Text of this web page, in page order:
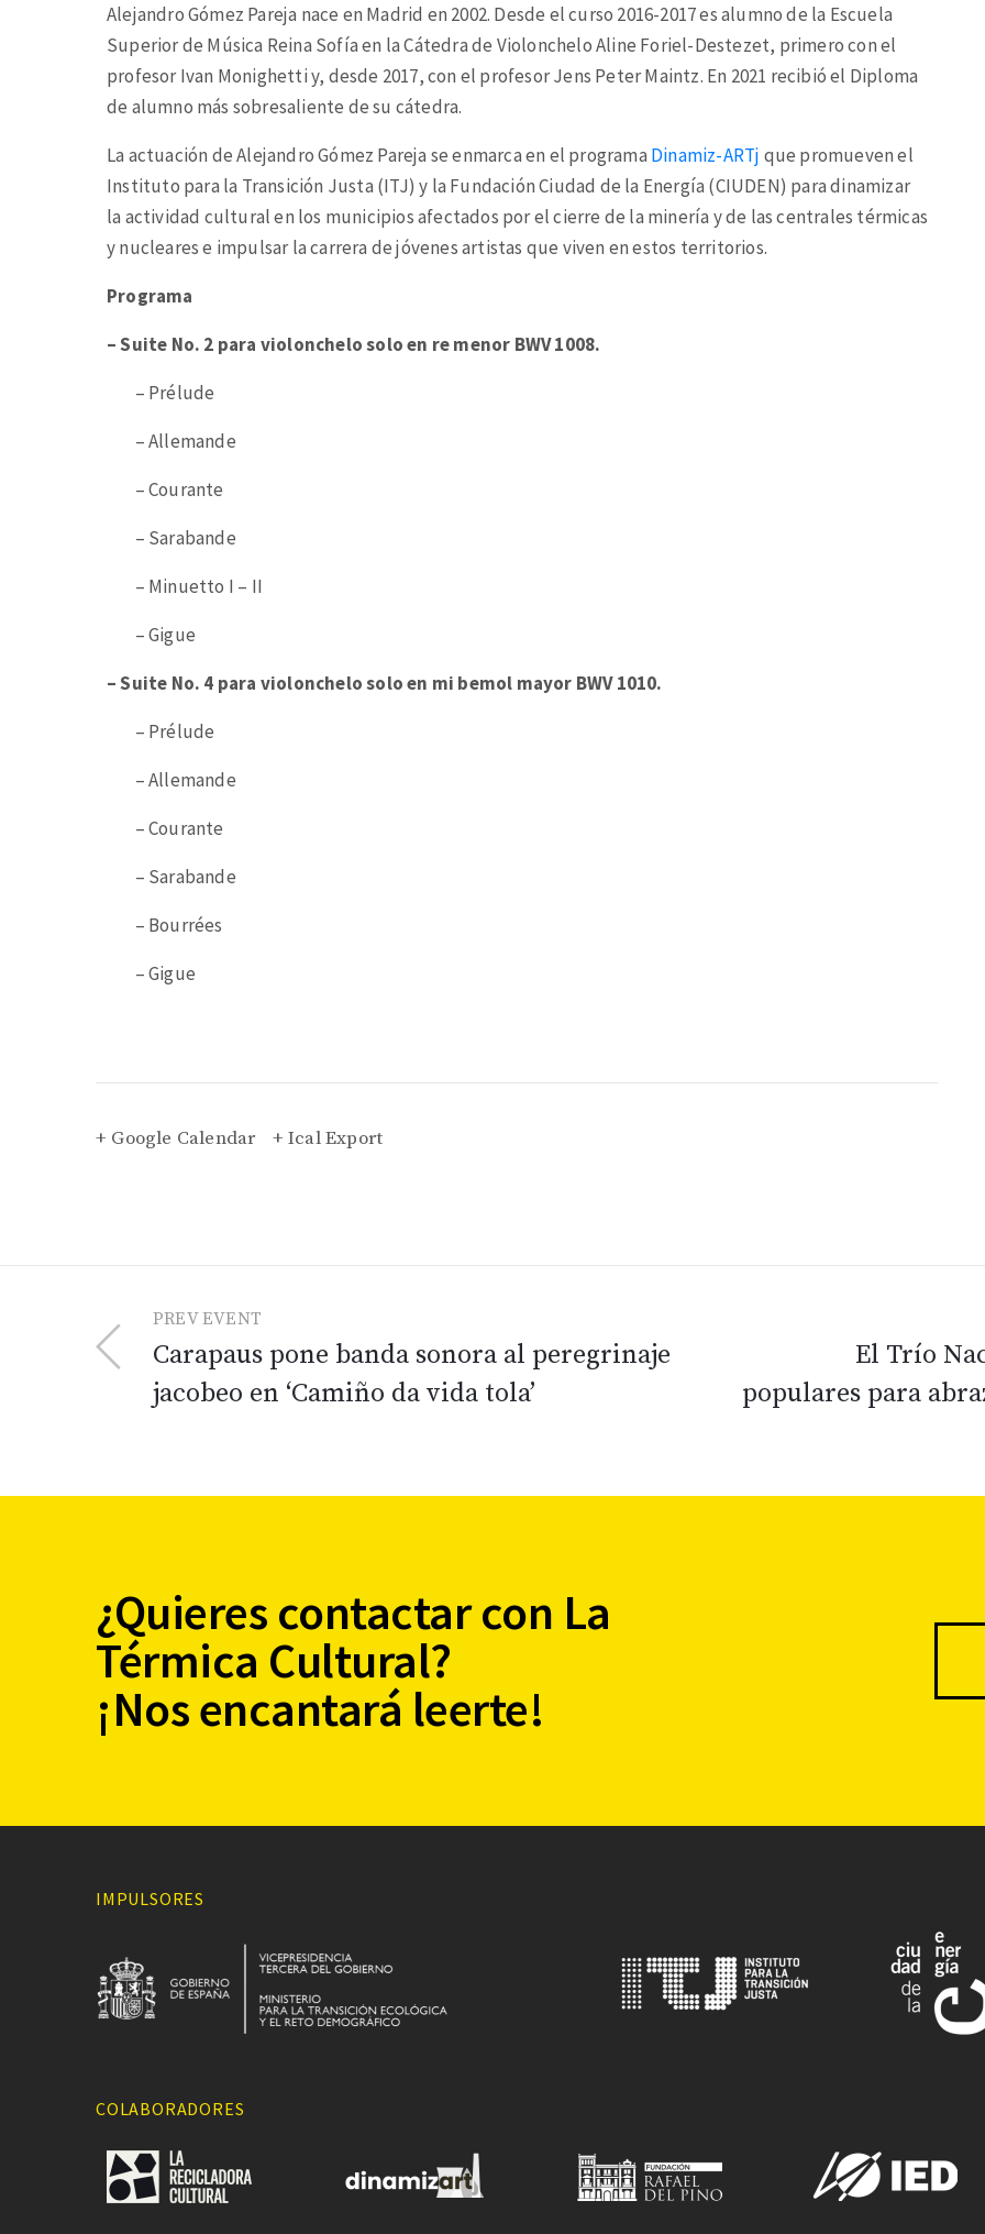
Alejandro Gómez Pareja nace en Madrid en 2002. Desde el curso 2016-2017 es alumno de la Escuela
Superior de Música Reina Sofía en la Cátedra de Violonchelo Aline Foriel-Destezet, primero con el
profesor Ivan Monighetti y, desde 2017, con el profesor Jens Peter Maintz. En 2021 recibió el Diploma
de alumno más sobresaliente de su cátedra.
La actuación de Alejandro Gómez Pareja se enmarca en el programa Dinamiz-ARTj que promueven el
Instituto para la Transición Justa (ITJ) y la Fundación Ciudad de la Energía (CIUDEN) para dinamizar
la actividad cultural en los municipios afectados por el cierre de la minería y de las centrales térmicas
y nucleares e impulsar la carrera de jóvenes artistas que viven en estos territorios.
Programa
– Suite No. 2 para violonchelo solo en re menor BWV 1008.
– Prélude
– Allemande
– Courante
– Sarabande
– Minuetto I – II
– Gigue
– Suite No. 4 para violonchelo solo en mi bemol mayor BWV 1010.
– Prélude
– Allemande
– Courante
– Sarabande
– Bourrées
– Gigue
+ Google Calendar + Ical Export
PREV EVENT
Carapaus pone banda sonora al peregrinaje
jacobeo en ‘Camiño da vida tola’
El Trío
populares para
¿Quieres contactar con La
Térmica Cultural?
¡Nos encantará leerte!
IMPULSORES
COLABORADORES